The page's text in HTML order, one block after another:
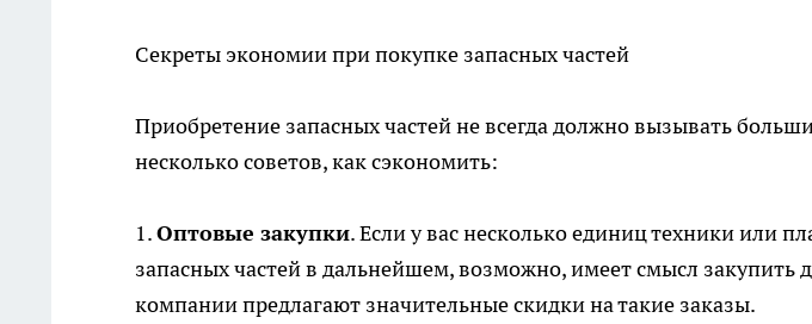
Секреты экономии при покупке запасных частей
Приобретение запасных частей не всегда должно вызывать
несколько советов, как сэкономить:
1.Оптовые закупки. Если у вас несколько единиц техники или
запасных частей в дальнейшем, возможно, имеет смысл закупить
компании предлагают значительные скидки на такие заказы.